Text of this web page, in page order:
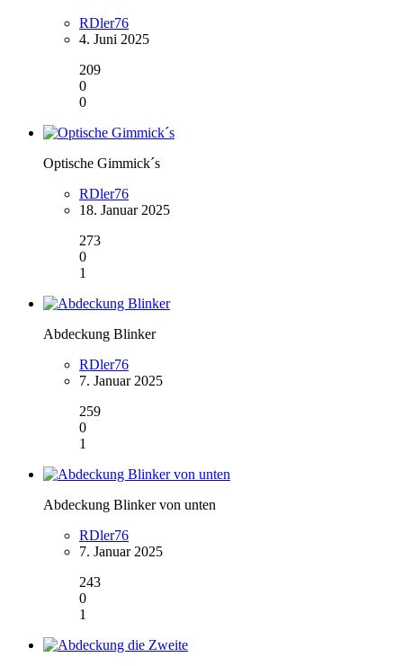
RDler76
4. Juni 2025
209
0
0
Optische Gimmick´s
RDler76
18. Januar 2025
273
0
1
Abdeckung Blinker
RDler76
7. Januar 2025
259
0
1
Abdeckung Blinker von unten
RDler76
7. Januar 2025
243
0
1